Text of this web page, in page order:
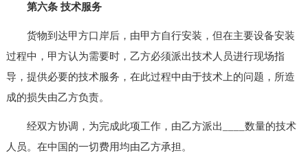
第六条 技术服务
货物到达甲方口岸后，由甲方自行安装，但在主要设备安装
过程中，甲方认为需要时，乙方必须派出技术人员进行现场指
导，提供必要的技术服务，在此过程中由于技术上的问题，所造
成的损失由乙方负责。
经双方协调，为完成此项工作，由乙方派出____数量的技术
人员。在中国的一切费用均由乙方承担。